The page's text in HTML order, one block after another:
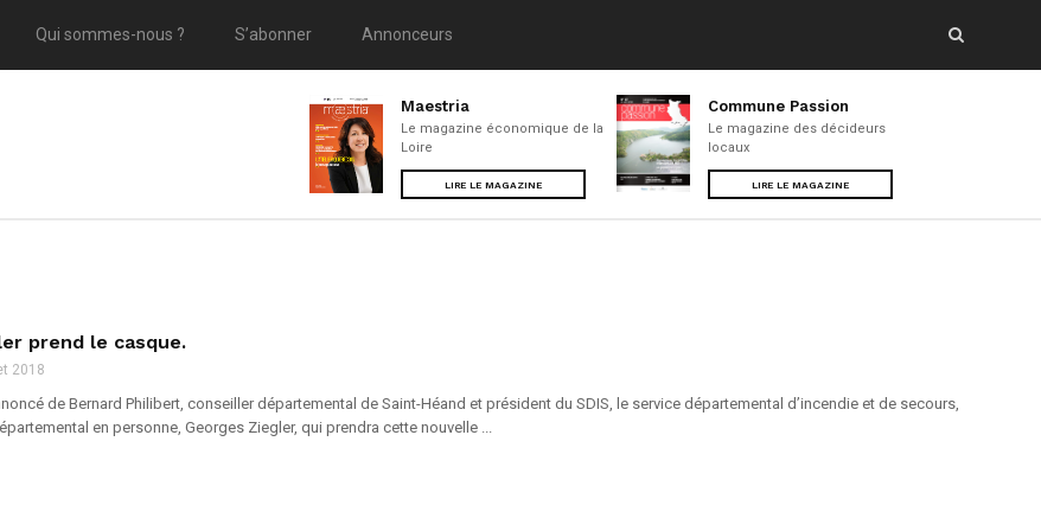
Qui sommes-nous ? S’abonner Annonceurs
Maestria
Le magazine économique de la
Loire
LIRE LE MAGAZINE
Commune Passion
Le magazine des décideurs
locaux
LIRE LE MAGAZINE
prend le casque.
2018
de Bernard Philibert, conseiller départemental de Saint-Héand et président du SDIS, le service départemental d’incendie et de secours,
en personne, Georges Ziegler, qui prendra cette nouvelle ...